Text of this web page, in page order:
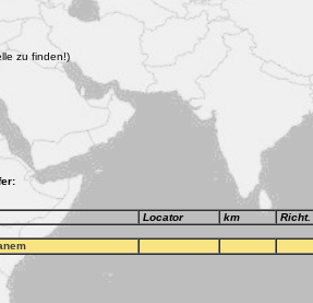
zu finden!)
Locator km Richt.